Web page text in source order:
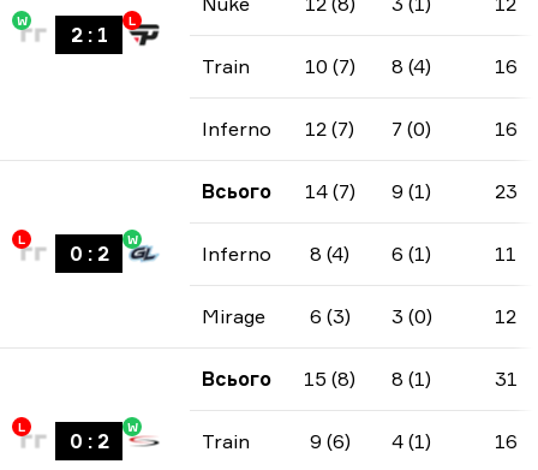
W
2: 1
L
Train 10 (7) 8 (4) 16
Inferno 12 (7) 7 (0) 16
L
0 : 2
W
Всього 14 (7) 9 (1) 23
Inferno 8 (4) 6 (1) 11
Mirage 6 (3) 3 (0) 12
L
0 : 2
W
Всього 15 (8) 8 (1) 31
Train 9 (6) 4 (1) 16